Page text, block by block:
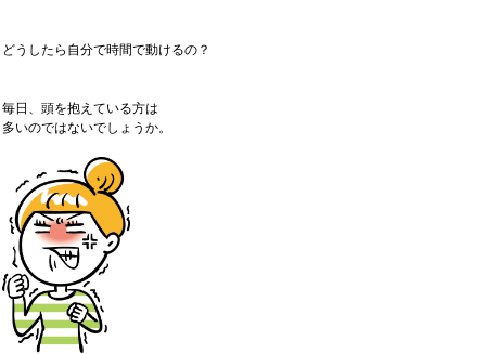
どうしたら自分で時間で動けるの？
毎日、頭を抱えている方は
多いのではないでしょうか。